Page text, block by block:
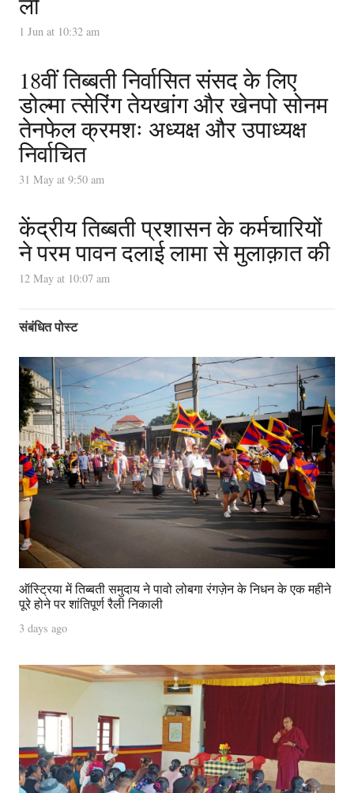
1 Jun at 10:32 am
18वीं तिब्बती निर्वासित संसद के लिए
डोल्मा त्सेरिंग तेयखांग और खेनपो सोनम
तेनफेल क्रमशः अध्यक्ष और उपाध्यक्ष
निर्वाचित
31 May at 9:50 am
केंद्रीय तिब्बती प्रशासन के कर्मचारियों
ने परम पावन दलाई लामा से मुलाक़ात की
12 May at 10:07 am
संबंधित पोस्ट
ऑस्ट्रिया में तिब्बती समुदाय ने पावो लोबगा रंगज़ेन के निधन के एक महीने
पूरे होने पर शांतिपूर्ण रैली निकाली
3 days ago